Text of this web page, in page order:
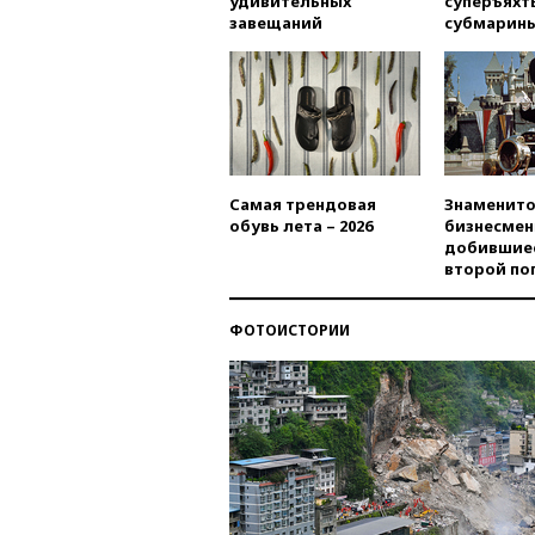
завещаний
Самая трендовая
обувь лета – 2026
второй
ФОТОИСТОРИИ